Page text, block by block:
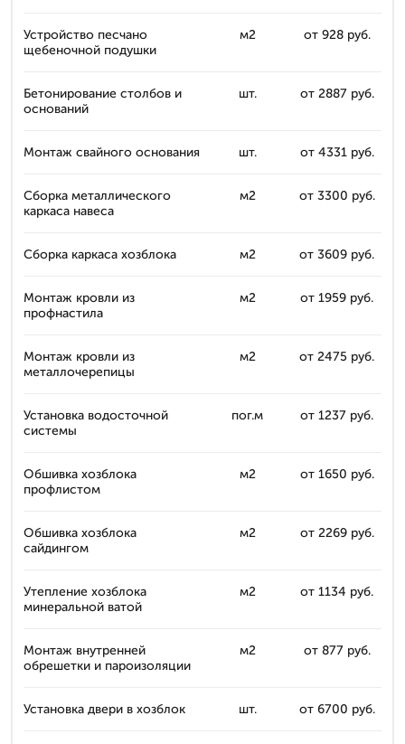
Устройство песчано
щебеночной подушки
м2 от 928 руб.
Бетонирование столбов и
оснований
шт. от 2887 руб.
Монтаж свайного основания шт. от 4331 руб.
Сборка металлического
каркаса навеса
м2 от 3300 руб.
Сборка каркаса хозблока м2 от 3609 руб.
Монтаж кровли из
профнастила
м2 от 1959 руб.
Монтаж кровли из
металлочерепицы
м2 от 2475 руб.
Установка водосточной
системы
пог.м от 1237 руб.
Обшивка хозблока
профлистом
м2 от 1650 руб.
Обшивка хозблока
сайдингом
м2 от 2269 руб.
Утепление хозблока
минеральной ватой
м2 от 1134 руб.
Монтаж внутренней
обрешетки и пароизоляции
м2 от 877 руб.
Установка двери в хозблок шт. от 6700 руб.